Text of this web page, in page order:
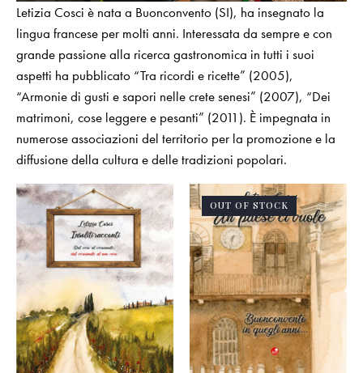
Letizia Cosci è nata a Buonconvento (SI), ha insegnato la
lingua francese per molti anni. Interessata da sempre e con
grande passione alla ricerca gastronomica in tutti i suoi
aspetti ha pubblicato “Tra ricordi e ricette” (2005),
“Armonie di gusti e sapori nelle crete senesi” (2007), “Dei
matrimoni, cose leggere e pesanti” (2011). È impegnata in
numerose associazioni del territorio per la promozione e la
diffusione della cultura e delle tradizioni popolari.
OUT OF STOCK